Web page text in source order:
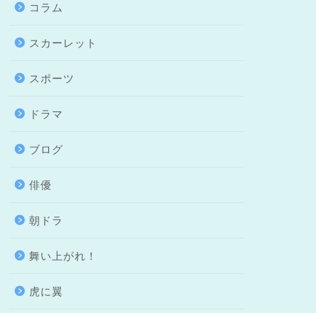
コラム
スカーレット
スポーツ
ドラマ
ブログ
俳優
朝ドラ
舞い上がれ！
虎に翼